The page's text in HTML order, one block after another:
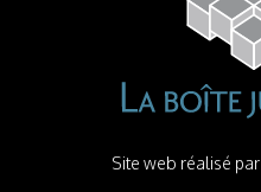
Site web réalisé par